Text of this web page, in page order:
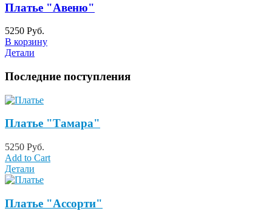
Платье "Авеню"
5250 Руб.
В корзину
Детали
Последние поступления
Платье "Тамара"
5250 Руб.
Add to Cart
Детали
Платье "Ассорти"